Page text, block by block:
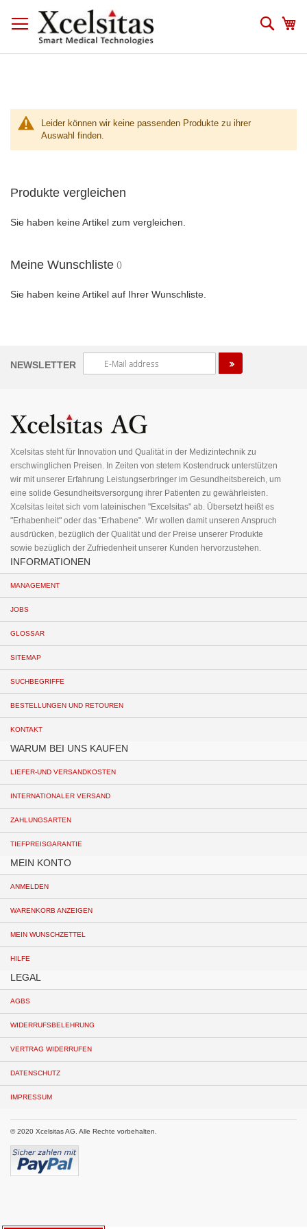
Inhalt
springen
Leider können wir keine passenden Produkte zu ihrer
Auswahl finden.
Produkte vergleichen
Sie haben keine Artikel zum vergleichen.
Meine Wunschliste
Sie haben keine Artikel auf Ihrer Wunschliste.
NEWSLETTER
Melden
Sie
unseren
Newsletter
Xcelsitas steht für Innovation und Qualität in der Medizintechnik zu
erschwinglichen Preisen. In Zeiten von stetem Kostendruck unterstützen
wir mit unserer Erfahrung Leistungserbringer im Gesundheitsbereich, um
eine solide Gesundheitsversorgung ihrer Patienten zu gewährleisten.
Xcelsitas leitet sich vom lateinischen "Excelsitas" ab. Übersetzt heißt es
"Erhabenheit" oder das "Erhabene". Wir wollen damit unseren Anspruch
ausdrücken, bezüglich der Qualität und der Preise unserer Produkte
sowie bezüglich der Zufriedenheit unserer Kunden hervorzustehen.
INFORMATIONEN
MANAGEMENT
JOBS
GLOSSAR
SITEMAP
SUCHBEGRIFFE
BESTELLUNGEN UND RETOUREN
KONTAKT
WARUM BEI UNS KAUFEN
LIEFER-UND VERSANDKOSTEN
INTERNATIONALER VERSAND
ZAHLUNGSARTEN
TIEFPREISGARANTIE
MEIN KONTO
ANMELDEN
WARENKORB ANZEIGEN
MEIN WUNSCHZETTEL
HILFE
LEGAL
AGBS
WIDERRUFSBELEHRUNG
VERTRAG WIDERRUFEN
DATENSCHUTZ
IMPRESSUM
© 2020 Xcelsitas AG. Alle Rechte vorbehalten.